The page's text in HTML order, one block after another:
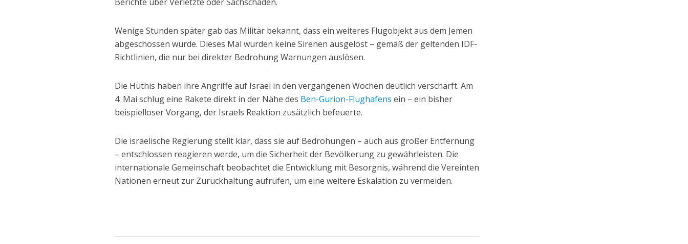
Berichte über Verletzte oder Sachschäden.
Wenige Stunden später gab das Militär bekannt, dass ein weiteres Flugobjekt aus dem Jemen
abgeschossen wurde. Dieses Mal wurden keine Sirenen ausgelöst – gemäß der geltenden IDF-
Richtlinien, die nur bei direkter Bedrohung Warnungen auslösen.
Die Huthis haben ihre Angriffe auf Israel in den vergangenen Wochen deutlich verschärft. Am
4. Mai schlug eine Rakete direkt in der Nähe des Ben-Gurion-Flughafens ein – ein bisher
beispielloser Vorgang, der Israels Reaktion zusätzlich befeuerte.
Die israelische Regierung stellt klar, dass sie auf Bedrohungen – auch aus großer Entfernung
– entschlossen reagieren werde, um die Sicherheit der Bevölkerung zu gewährleisten. Die
internationale Gemeinschaft beobachtet die Entwicklung mit Besorgnis, während die Vereinten
Nationen erneut zur Zurückhaltung aufrufen, um eine weitere Eskalation zu vermeiden.